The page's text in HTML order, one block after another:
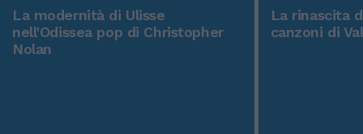
La modernità di Ulisse
nell'Odissea pop di Christopher
Nolan
La rinascita
canzoni di